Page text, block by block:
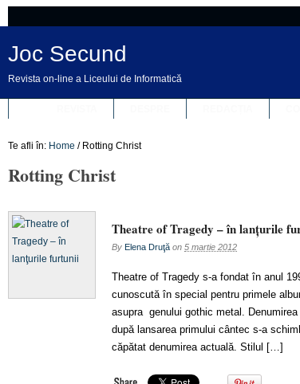
Joc Secund
Revista on-line a Liceului de Informatică
Te afli în: Home / Rotting Christ
Rotting Christ
Theatre of Tragedy – în lanţurile
By Elena Druţă on 5 martie 2012
Theatre of Tragedy s-a fondat în anul
cunoscută în special pentru primele
asupra genului gothic metal.
după lansarea primului cântec s-a
căpătat denumirea actuală. Stilul […]